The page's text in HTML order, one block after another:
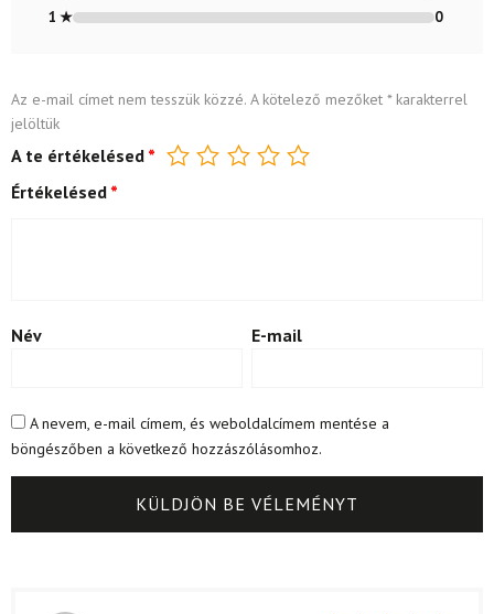
1 ★
0
Az e-mail címet nem tesszük közzé. A kötelező mezőket *karakterrel
jelöltük
A te értékelésed *
Értékelésed *
Név E-mail
A nevem, e-mail címem, és weboldalcímem mentése a
böngészőben a következő hozzászólásomhoz.